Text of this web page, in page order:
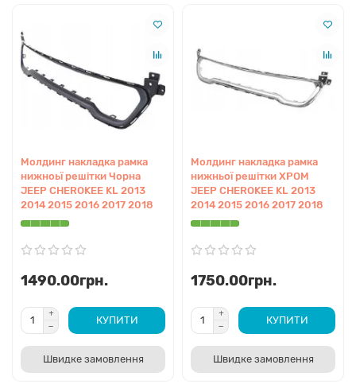
значно спрощує процес сервісного обслуговування.
Використання якісного
aftermarketрішення дозволяє
відновити первісний вигляд авто без переплат.Накладка
нижньої решітки
забезпечує надійну фіксацію та
гармонійно поєднується з іншими елементами обвісу. Наша
продукція проходить ретельний контроль якості, що гарантує
Вибираючи цей товар, ви отримуєте впевненість у тому, що
фітментзапчастини відповідатиме заводським параметрам
вашого позашляховика.
Перегляньте інші КУЗОВНІ ЗАПЧАСТИНИ JEEP
2019у нашому інтернет-каталозі.
Переваги
Якісний аналог:деталь виготовлена з дотриманням
Молдинг накладка рамка
нижноьї решітки Чорна
JEEP CHEROKEE KL 2013
2014 2015 2016 2017 2018
1490.00грн.
КУПИТИ
Швидке замовлення
Молдинг накладка рамка
нижньої решітки ХРОМ
JEEP CHEROKEE KL 2013
2014 2015 2016 2017 2018
1750.00грн.
КУПИТИ
Швидке замовлення